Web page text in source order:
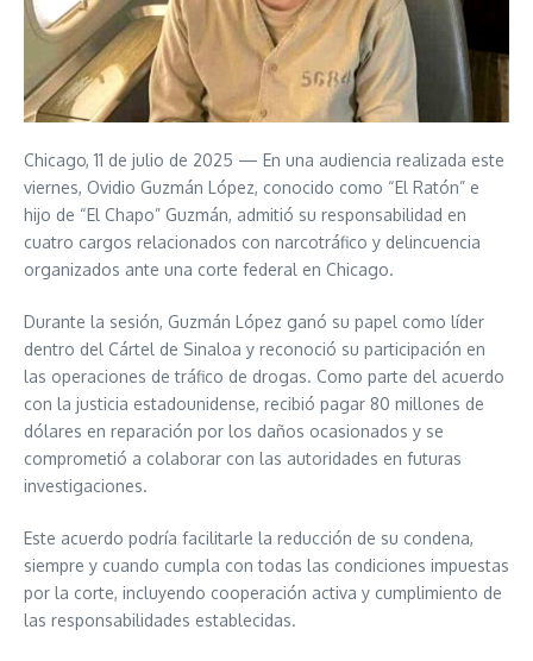
Chicago, 11 de julio de 2025 — En una audiencia realizada este
viernes, Ovidio Guzmán López, conocido como “El Ratón” e
hijo de “El Chapo” Guzmán, admitió su responsabilidad en
cuatro cargos relacionados con narcotráfico y delincuencia
organizados ante una corte federal en Chicago.
Durante la sesión, Guzmán López ganó su papel como líder
dentro del Cártel de Sinaloa y reconoció su participación en
las operaciones de tráfico de drogas. Como parte del acuerdo
con la justicia estadounidense, recibió pagar 80 millones de
dólares en reparación por los daños ocasionados y se
comprometió a colaborar con las autoridades en futuras
investigaciones.
Este acuerdo podría facilitarle la reducción de su condena,
siempre y cuando cumpla con todas las condiciones impuestas
por la corte, incluyendo cooperación activa y cumplimiento de
las responsabilidades establecidas.